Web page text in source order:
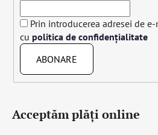
Prin introducerea adresei de
cu politica de confidențialitate
ABONARE
Acceptăm plăţi online